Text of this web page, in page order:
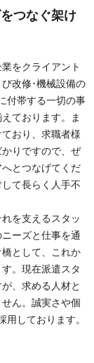
つなぐ架け
をクライアント
改修･機械設備の
付帯する一切の事
ております。ま
おり、求職者様
りですので、ぜ
とつなげてくだ
て長らく人手不
を支えるスタッ
ーズと仕事を通
として、これか
。現在派遣スタ
、求める人材と
ん。誠実さや個
しております。